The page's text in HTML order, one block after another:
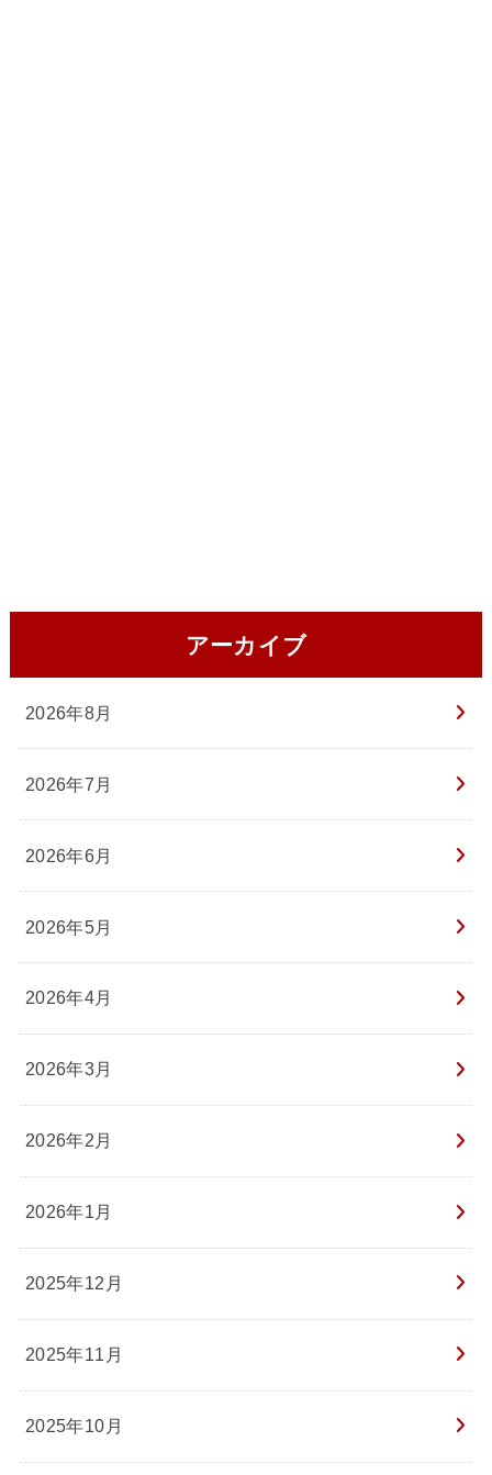
アーカイブ
2026年8月
2026年7月
2026年6月
2026年5月
2026年4月
2026年3月
2026年2月
2026年1月
2025年12月
2025年11月
2025年10月